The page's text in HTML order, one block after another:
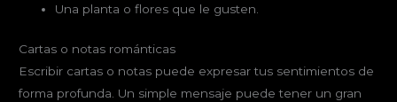
Una planta o flores que le gusten.
Cartas o notas románticas
Escribir cartas o notas puede expresar tus sentimientos de
forma profunda. Un simple mensaje puede tener un gran